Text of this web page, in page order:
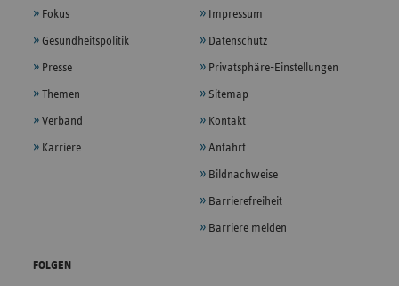
Fokus
Gesundheitspolitik
Presse
Themen
Verband
Karriere
Impressum
Datenschutz
Privatsphäre-Einstellungen
Sitemap
Kontakt
Anfahrt
Bildnachweise
Barrierefreiheit
Barriere melden
FOLGEN